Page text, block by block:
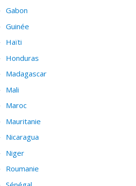
Gabon
Guinée
Haïti
Honduras
Madagascar
Mali
Maroc
Mauritanie
Nicaragua
Niger
Roumanie